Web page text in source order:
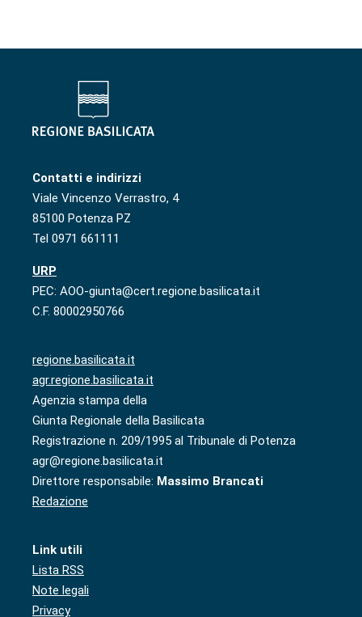
Contatti e indirizzi
Viale Vincenzo Verrastro, 4
85100 Potenza PZ
Tel 0971 661111
URP
PEC: AOO-giunta@cert.regione.basilicata.it
C.F. 80002950766
regione.basilicata.it
agr.regione.basilicata.it
Agenzia stampa della
Giunta Regionale della Basilicata
Registrazione n. 209/1995 al Tribunale di Potenza
agr@regione.basilicata.it
Direttore responsabile: Massimo Brancati
Redazione
Link utili
Lista RSS
Note legali
Privacy